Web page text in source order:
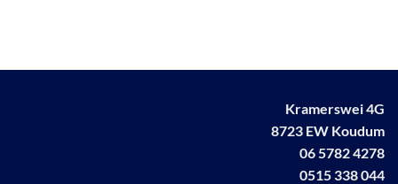
Kramerswei 4G
8723 EW Koudum
06 5782 4278
0515 338 044